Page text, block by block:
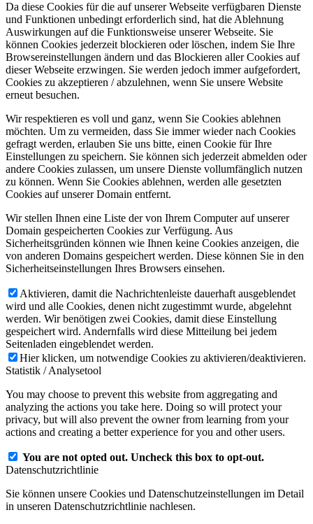
Da diese Cookies für die auf unserer Webseite verfügbaren Dienste
und Funktionen unbedingt erforderlich sind, hat die Ablehnung
Auswirkungen auf die Funktionsweise unserer Webseite. Sie
können Cookies jederzeit blockieren oder löschen, indem Sie Ihre
Browsereinstellungen ändern und das Blockieren aller Cookies auf
dieser Webseite erzwingen. Sie werden jedoch immer aufgefordert,
Cookies zu akzeptieren / abzulehnen, wenn Sie unsere Website
erneut besuchen.
Wir respektieren es voll und ganz, wenn Sie Cookies ablehnen
möchten. Um zu vermeiden, dass Sie immer wieder nach Cookies
gefragt werden, erlauben Sie uns bitte, einen Cookie für Ihre
Einstellungen zu speichern. Sie können sich jederzeit abmelden oder
andere Cookies zulassen, um unsere Dienste vollumfänglich nutzen
zu können. Wenn Sie Cookies ablehnen, werden alle gesetzten
Cookies auf unserer Domain entfernt.
Wir stellen Ihnen eine Liste der von Ihrem Computer auf unserer
Domain gespeicherten Cookies zur Verfügung. Aus
Sicherheitsgründen können wie Ihnen keine Cookies anzeigen, die
von anderen Domains gespeichert werden. Diese können Sie in den
Sicherheitseinstellungen Ihres Browsers einsehen.
Aktivieren, damit die Nachrichtenleiste dauerhaft ausgeblendet
wird und alle Cookies, denen nicht zugestimmt wurde, abgelehnt
werden. Wir benötigen zwei Cookies, damit diese Einstellung
gespeichert wird. Andernfalls wird diese Mitteilung bei jedem
Seitenladen eingeblendet werden.
Hier klicken, um notwendige Cookies zu aktivieren/deaktivieren.
Statistik / Analysetool
You may choose to prevent this website from aggregating and
analyzing the actions you take here. Doing so will protect your
privacy, but will also prevent the owner from learning from your
actions and creating a better experience for you and other users.
You are not opted out. Uncheck this box to opt-out.
Datenschutzrichtlinie
Sie können unsere Cookies und Datenschutzeinstellungen im Detail
in unseren Datenschutzrichtlinie nachlesen.